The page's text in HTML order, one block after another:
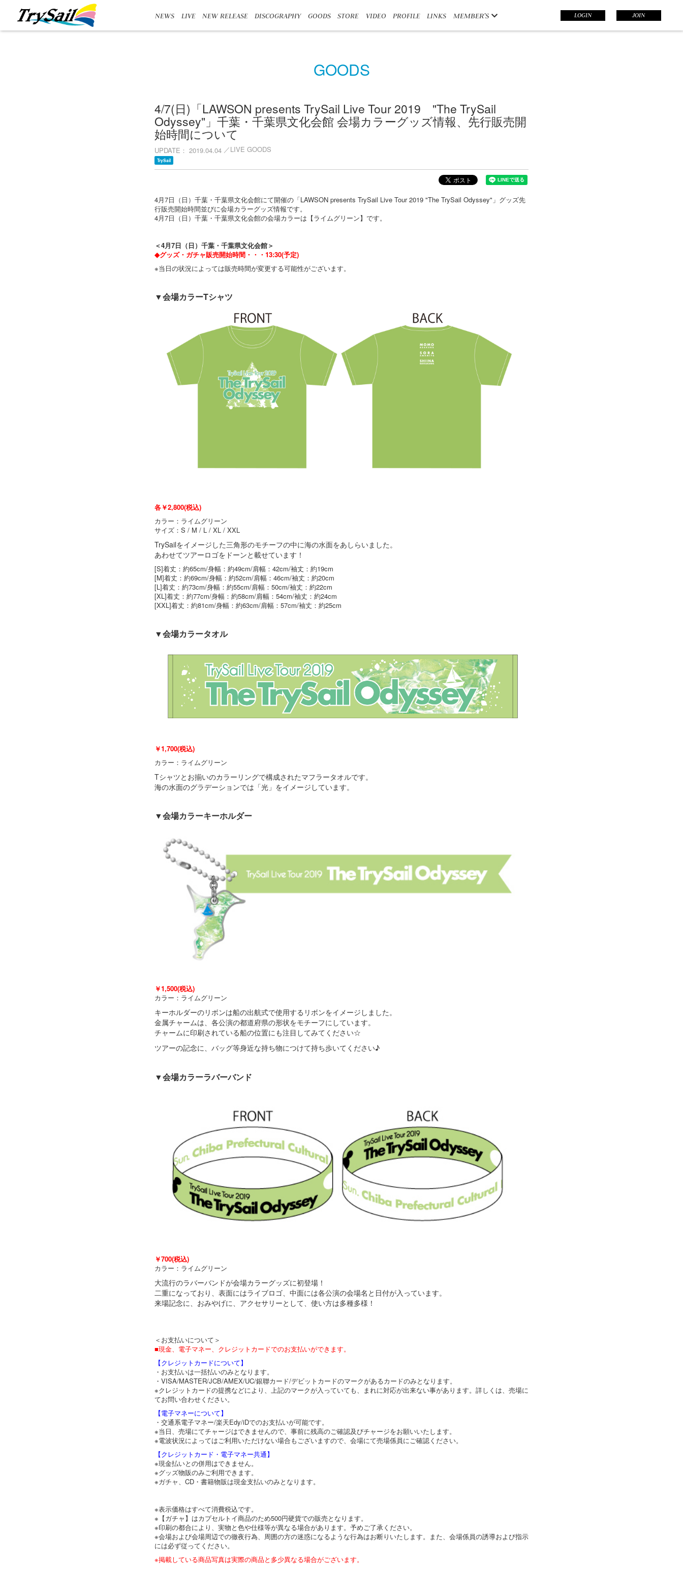
NEWS LIVE NEW RELEASE DISCOGRAPHY GOODS STORE VIDEO PROFILE LINKS MEMBER’S LOGIN JOIN
GOODS
4/7(日)「LAWSON presents TrySail Live Tour 2019 "The TrySail
Odyssey"」千葉・千葉県文化会館 会場カラーグッズ情報、先行販売開
始時間について
UPDATE 2019.04.04 LIVE GOODS
TrySail
4月7日（日）千葉・千葉県文化会館にて開催の「LAWSON presents TrySail Live Tour 2019 "The TrySail Odyssey"」グッズ先
行販売開始時間並びに会場カラーグッズ情報です。
4月7日（日）千葉・千葉県文化会館の会場カラーは【ライムグリーン】です。
＜4月7日（日）千葉・千葉県文化会館＞
◆グッズ・ガチャ販売開始時間・・・13:30(予定)
※当日の状況によっては販売時間が変更する可能性がございます。
▼会場カラーTシャツ
各￥2,800(税込)
カラー：ライムグリーン
サイズ：S / M / L / XL / XXL
TrySailをイメージした三角形のモチーフの中に海の水面をあしらいました。
あわせてツアーロゴをドーンと載せています！
[S]着丈：約65cm/身幅：約49cm/肩幅：42cm/袖丈：約19cm
[M]着丈：約69cm/身幅：約52cm/肩幅：46cm/袖丈：約20cm
[L]着丈：約73cm/身幅：約55cm/肩幅：50cm/袖丈：約22cm
[XL]着丈：約77cm/身幅：約58cm/肩幅：54cm/袖丈：約24cm
[XXL]着丈：約81cm/身幅：約63cm/肩幅：57cm/袖丈：約25cm
▼会場カラータオル
￥1,700(税込)
カラー：ライムグリーン
Tシャツとお揃いのカラーリングで構成されたマフラータオルです。
海の水面のグラデーションでは「光」をイメージしています。
▼会場カラーキーホルダー
￥1,500(税込)
カラー：ライムグリーン
キーホルダーのリボンは船の出航式で使用するリボンをイメージしました。
金属チャームは、各公演の都道府県の形状をモチーフにしています。
チャームに印刷されている船の位置にも注目してみてください☆
ツアーの記念に、バッグ等身近な持ち物につけて持ち歩いてください♪
▼会場カラーラバーバンド
￥700(税込)
カラー：ライムグリーン
大流行のラバーバンドが会場カラーグッズに初登場！
二重になっており、表面にはライブロゴ、中面には各公演の会場名と日付が入っています。
来場記念に、おみやげに、アクセサリーとして、使い方は多種多様！
＜お支払いについて＞
■現金、電子マネー、クレジットカードでのお支払いができます。
【クレジットカードについて】
・お支払いは一括払いのみとなります。
・VISA/MASTER/JCB/AMEX/UC/銀聯カード/デビットカードのマークがあるカードのみとなります。
※クレジットカードの提携などにより、上記のマークが入っていても、まれに対応が出来ない事があります。詳しくは、売場に
てお問い合わせください。
【電子マネーについて】
・交通系電子マネー/楽天Edy/iDでのお支払いが可能です。
※当日、売場にてチャージはできませんので、事前に残高のご確認及びチャージをお願いいたします。
※電波状況によってはご利用いただけない場合もございますので、会場にて売場係員にご確認ください。
【クレジットカード・電子マネー共通】
※現金払いとの併用はできません。
※グッズ物販のみご利用できます。
※ガチャ、CD・書籍物販は現金支払いのみとなります。
※表示価格はすべて消費税込です。
※【ガチャ】はカプセルトイ商品のため500円硬貨での販売となります。
※印刷の都合により、実物と色や仕様等が異なる場合があります。予めご了承ください。
※会場および会場周辺での徹夜行為、周囲の方の迷惑になるような行為はお断りいたします。また、会場係員の誘導および指示
には必ず従ってください。
※掲載している商品写真は実際の商品と多少異なる場合がございます。